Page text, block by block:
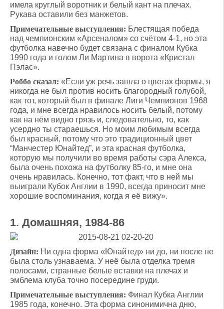
имела круглый воротник и белый кант на плечах.
Рукава оставили без манжетов.
Примечательные выступления: Блестящая победа
над чемпионским «Арсеналом» со счётом 4-1, но эта
футболка навечно будет связана с финалом Кубка
1990 года и голом Ли Мартина в ворота «Кристал
Пэлас».
Роббо сказал: «Если уж речь зашла о цветах формы, я
никогда не был против носить благородный голубой,
как тот, который был в финале Лиги Чемпионов 1968
года, и мне всегда нравилось носить белый, потому
как на нём видно грязь и, следовательно, то, как
усердно ты стараешься. Но моим любимым всегда
был красный, потому что это традиционный цвет
“Манчестер Юнайтед”, и эта красная футболка,
которую мы получили во время работы сэра Алекса,
была очень похожа на футболку 85-го, и мне она
очень нравилась. Конечно, тот факт, что в ней мы
выиграли Кубок Англии в 1990, всегда приносит мне
хорошие воспоминания, когда я её вижу».
1. Домашняя, 1984-86
Дизайн: Ни одна форма «Юнайтед» ни до, ни после не
была столь узнаваема. У неё была отделка тремя
полосами, странные белые вставки на плечах и
эмблема клуба точно посередине груди.
Примечательные выступления: Финал Кубка Англии
1985 года, конечно. Эта форма синонимична дню,